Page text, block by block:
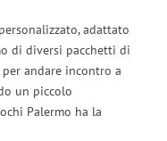
adattato
di diversi pacchetti di
andare incontro a
un piccolo
Palermo ha la